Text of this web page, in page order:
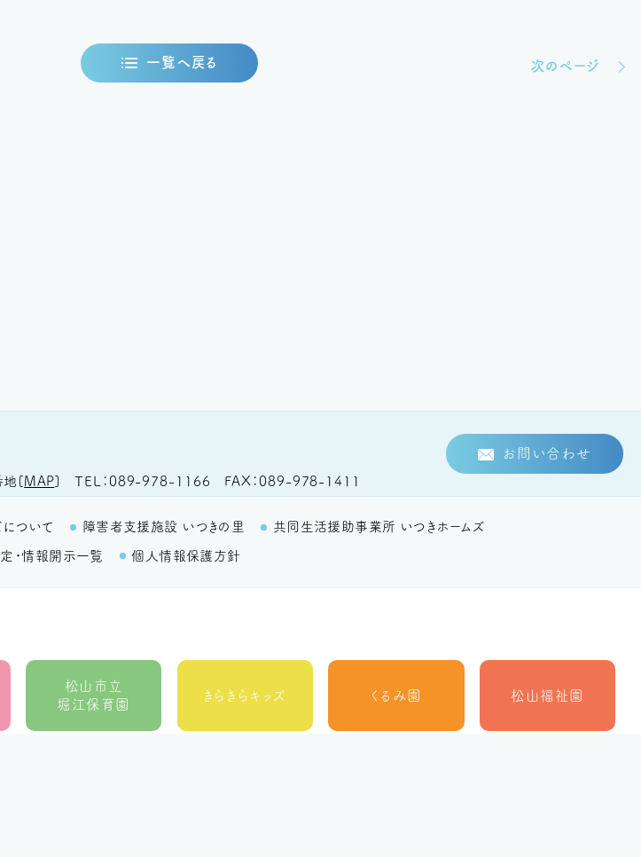
次のページ
一覧へ戻る
地 [ MAP ] TEL 089-978-1166 FAX 089-978-1411
お問い合わせ
について 障害者支援施設 いつきの里 共同生活援助事業所 いつきホームズ
・情報開示一覧 個人情報保護方針
松山市立
堀江保育園
きらきらキッズ くるみ園 松山福祉園